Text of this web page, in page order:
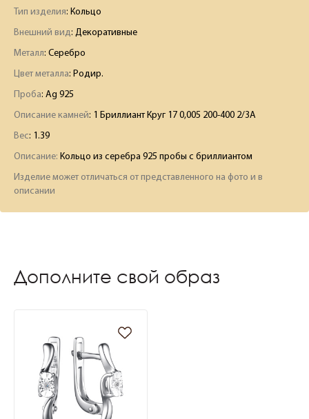
Тип изделия: Кольцо
Внешний вид: Декоративные
Металл: Серебро
Цвет металла: Родир.
Проба: Ag 925
Описание камней: 1 Бриллиант Круг 17 0,005 200-400 2/3А
Вес: 1.39
Описание: Кольцо из серебра 925 пробы с бриллиантом
Изделие может отличаться от представленного на фото и в
описании
Дополните свой образ